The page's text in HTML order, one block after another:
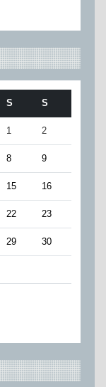
S S
1 2
8 9
15 16
22 23
29 30